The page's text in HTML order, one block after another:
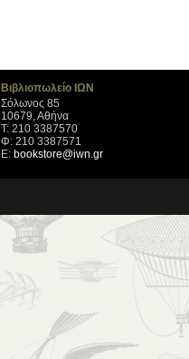
Βιβλιοπωλείο ΙΩΝ
Σόλωνος 85
10679, Αθήνα
Τ: 210 3387570
Φ: 210 3387571
Ε: bookstore@iwn.gr